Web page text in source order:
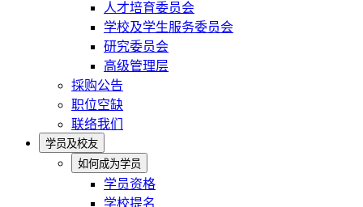
人才培育委员会
学校及学生服务委员会
研究委员会
高级管理层
採购公告
职位空缺
联络我们
学员及校友
如何成为学员
学员资格
学校提名